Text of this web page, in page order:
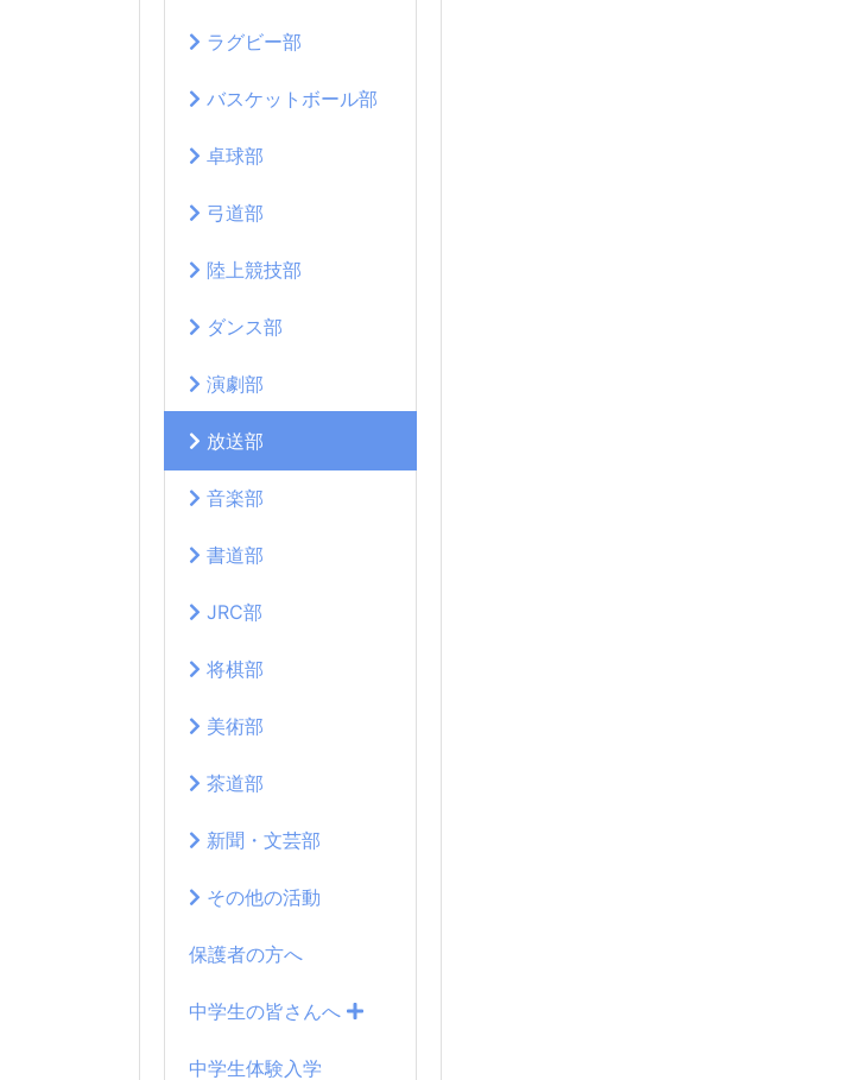
ラグビー部
バスケットボール部
卓球部
弓道部
陸上競技部
ダンス部
演劇部
放送部
音楽部
書道部
JRC部
将棋部
美術部
茶道部
新聞・文芸部
その他の活動
保護者の方へ
中学生の皆さんへ
中学生体験入学